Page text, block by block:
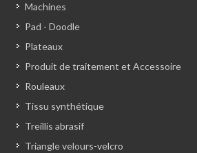
Machines
Pad - Doodle
Plateaux
Produit de traitement et Accessoire
Rouleaux
Tissu synthétique
Treillis abrasif
Triangle velours-velcro